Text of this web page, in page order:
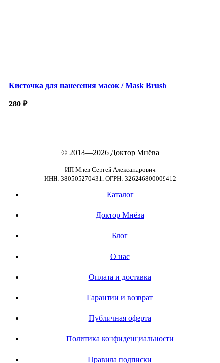
Кисточка для нанесения масок / Mask Brush
280 ₽
© 2018—2026Доктор Мнёва
ИП Мнев Сергей Александрович
ИНН: 380505270431, ОГРН: 326246800009412
Каталог
Доктор Мнёва
Блог
О нас
Оплата и доставка
Гарантии и возврат
Публичная оферта
Политика конфиденциальности
Правила подписки